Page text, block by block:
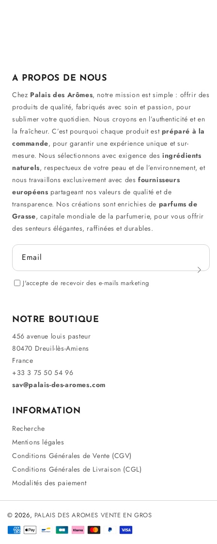
A PROPOS DE NOUS
Chez Palais des Arômes, notre mission est simple : offrir des
produits de qualité, fabriqués avec soin et passion, pour
sublimer votre quotidien. Nous croyons en l’authenticité et en
la fraîcheur. C’est pourquoi chaque produit est préparé à la
commande, pour garantir une expérience unique et sur-
mesure. Nous sélectionnons avec exigence desingrédients
naturels, respectueux de votre peau et de l’environnement, et
nous travaillons exclusivement avec desfournisseurs
européens partageant nos valeurs de qualité et de
transparence. Nos créations sont enrichies de parfums de
Grasse, capitale mondiale de la parfumerie, pour vous offrir
des senteurs élégantes, raffinées et durables.
Email
J'accepte de recevoir des e-mails marketing
NOTRE BOUTIQUE
456 avenue louis pasteur
80470 Dreuil-lès-Amiens
France
+33 3 75 50 54 96
sav@palais-des-aromes.com
INFORMATION
Recherche
Mentions légales
Conditions Générales de Vente (CGV)
Conditions Générales de Livraison (CGL)
Modalités des paiement
© 2026, PALAIS DES AROMES VENTE EN GROS
Méthodes